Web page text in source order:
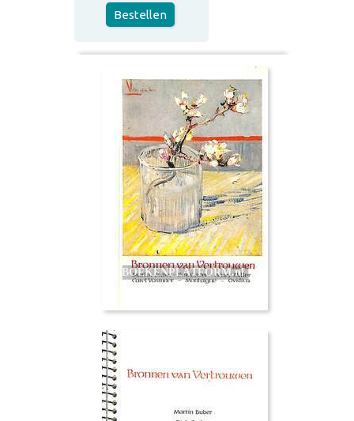
Bestellen